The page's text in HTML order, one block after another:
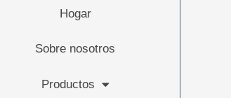
Hogar
Sobre nosotros
Productos